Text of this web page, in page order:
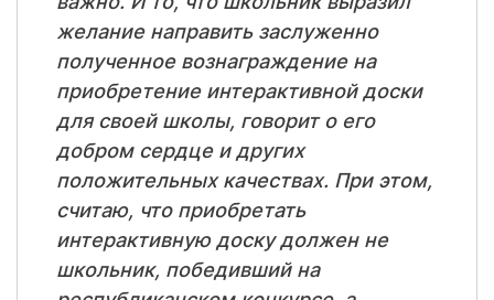
желание направить заслуженно
полученное вознаграждение на
приобретение интерактивной доски
для своей школы, говорит о его
добром сердце и других
положительных качествах. При этом,
считаю, что приобретать
интерактивную доску должен не
школьник, победивший на